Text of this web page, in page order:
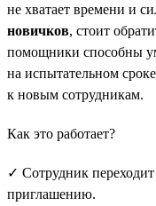
не хватает времени и
новичков, стоит
помощники способны
на испытательном
к новым сотрудникам.
Как это работает?
✓ Сотрудник
приглашению.